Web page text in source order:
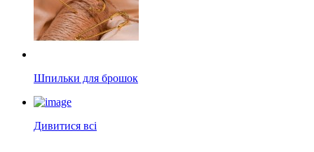
Шпильки для брошок
Дивитися всі